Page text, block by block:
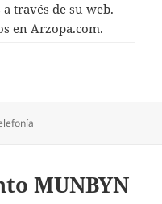
través de su web.
en Arzopa.com.
Arzopa
MUNBYN